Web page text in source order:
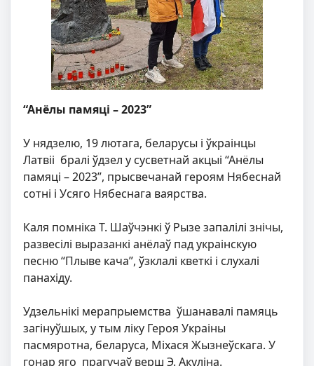
“Анёлы памяці – 2023”
У нядзелю, 19 лютага, беларусы і ўкраінцы
Латвіі бралі ўдзел у сусветнай акцыі “Анёлы
памяці – 2023”, прысвечанай героям Нябеснай
сотні і Усяго Нябеснага ваярства.
Каля помніка Т. Шаўчэнкі ў Рызе запалілі знічы,
развесілі выразанкі анёлаў пад украінскую
песню “Плыве кача”, ўзклалі кветкі і слухалі
панахіду.
Удзельнікі мерапрыемства ўшанавалі памяць
загінуўшых, у тым ліку Героя Украіны
пасмяротна, беларуса, Міхася Жызнеўскага. У
гонар яго прагучаў верш Э. Акуліна.